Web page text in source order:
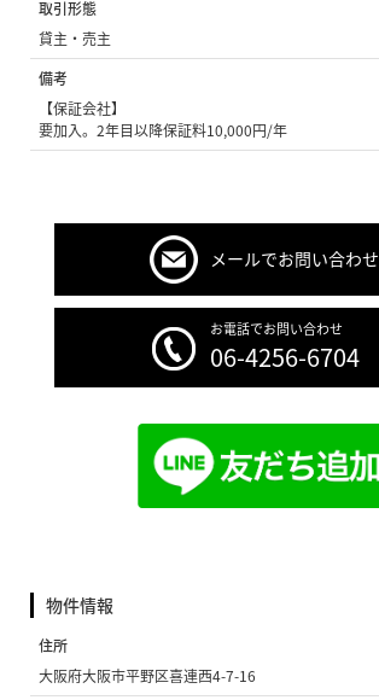
取引形態
貸主・売主
備考
【保証会社】
要加入。2年目以降保証料10,000円/年
メールでお問い合わせ
お電話でお問い合わせ
06-4256-6704
物件情報
住所
大阪府大阪市平野区喜連西4-7-16